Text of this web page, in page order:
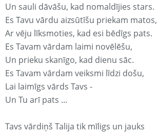
Un sauli dāvāšu, kad nomaldījies stars.
Es Tavu vārdu aizsūtīšu priekam matos,
Ar vēju līksmoties, kad esi bēdīgs pats.
Es Tavam vārdam laimi novēlēšu,
Un prieku skanīgo, kad dienu sāc.
Es Tavam vārdam veiksmi līdzi došu,
Lai laimīgs vārds Tavs -
Un Tu arī pats ...
Tavs vārdiņš Talija tik mīligs un jauks